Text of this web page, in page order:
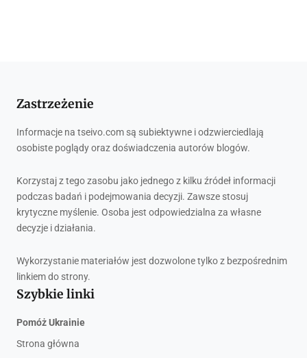
Zastrzeżenie
Informacje na tseivo.com są subiektywne i odzwierciedlają
osobiste poglądy oraz doświadczenia autorów blogów.
Korzystaj z tego zasobu jako jednego z kilku źródeł informacji
podczas badań i podejmowania decyzji. Zawsze stosuj
krytyczne myślenie. Osoba jest odpowiedzialna za własne
decyzje i działania.
Wykorzystanie materiałów jest dozwolone tylko z bezpośrednim
linkiem do strony.
Szybkie linki
Pomóż Ukrainie
Strona główna